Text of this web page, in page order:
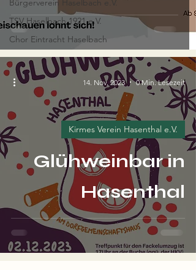
Bürgerverein Haselbach e.V.
TSV Haselbach 1921 e.V.
Chor Eintracht Haselbach
Glühweinbar in
Hasenthal
Kirmes Verein Hasenthal e.V.
14. Nov. 2023 0 Min. Lesezeit